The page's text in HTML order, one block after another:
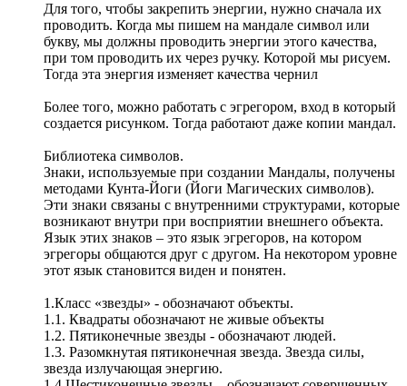
Для того, чтобы закрепить энергии, нужно сначала их
проводить. Когда мы пишем на мандале символ или
букву, мы должны проводить энергии этого качества,
при том проводить их через ручку. Которой мы рисуем.
Тогда эта энергия изменяет качества чернил
Более того, можно работать с эгрегором, вход в который
создается рисунком. Тогда работают даже копии мандал.
Библиотека символов.
Знаки, используемые при создании Мандалы, получены
методами Кунта-Йоги (Йоги Магических символов).
Эти знаки связаны с внутренними структурами, которые
возникают внутри при восприятии внешнего объекта.
Язык этих знаков – это язык эгрегоров, на котором
эгрегоры общаются друг с другом. На некотором уровне
этот язык становится виден и понятен.
1.Класс «звезды» - обозначают объекты.
1.1. Квадраты обозначают не живые объекты
1.2. Пятиконечные звезды - обозначают людей.
1.3. Разомкнутая пятиконечная звезда. Звезда силы,
звезда излучающая энергию.